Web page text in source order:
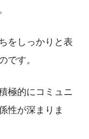
をしっかりと表
です。
極的にコミュニ
性が深まりま